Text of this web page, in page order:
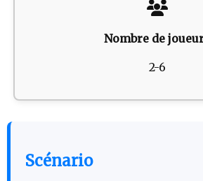
Nombre de
2-6
Scénario